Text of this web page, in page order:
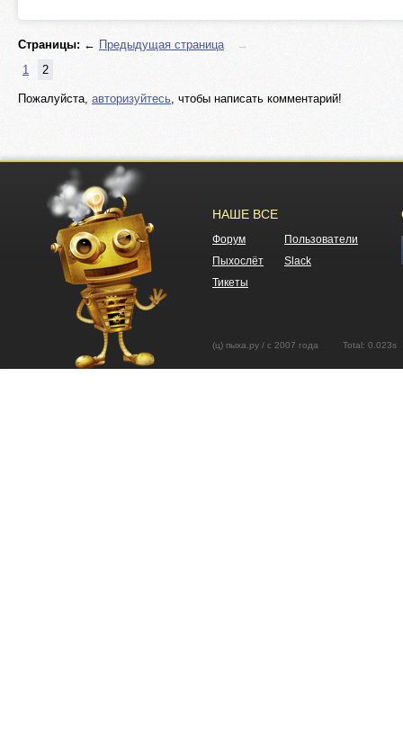
Страницы: ← Предыдущая страница
→
1
2
Пожалуйста, авторизуйтесь, чтобы написать комментарий!
НАШЕ ВСЕ
Форум
Пользователи
Пыхослёт
Slack
Тикеты
(ц) пыха.ру / с 2007 года Total: